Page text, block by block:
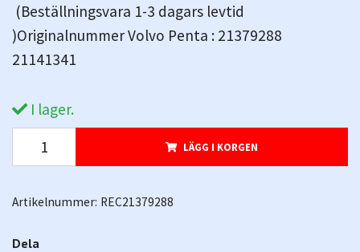
(Beställningsvara 1-3 dagars levtid
)Originalnummer Volvo Penta : 21379288
21141341
I lager.
LÄGG I KORGEN
Artikelnummer: REC21379288
Dela